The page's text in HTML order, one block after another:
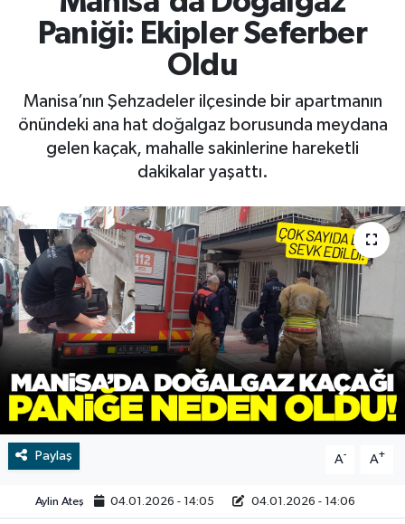
Paniği: Ekipler Seferber
Oldu
Manisa’nın Şehzadeler ilçesinde bir apartmanın
önündeki ana hat doğalgaz borusunda meydana
gelen kaçak, mahalle sakinlerine hareketli
dakikalar yaşattı.
Paylaş A- A+
Aylin Ateş 04.01.2026 - 14:05 04.01.2026 - 14:06
RESMİ İLAN
BİLİM VE TEKNOLOJİ
RESMİ İLAN
Tarih
Dünya
İletişim
Künye
SPOR
Vefat
Video